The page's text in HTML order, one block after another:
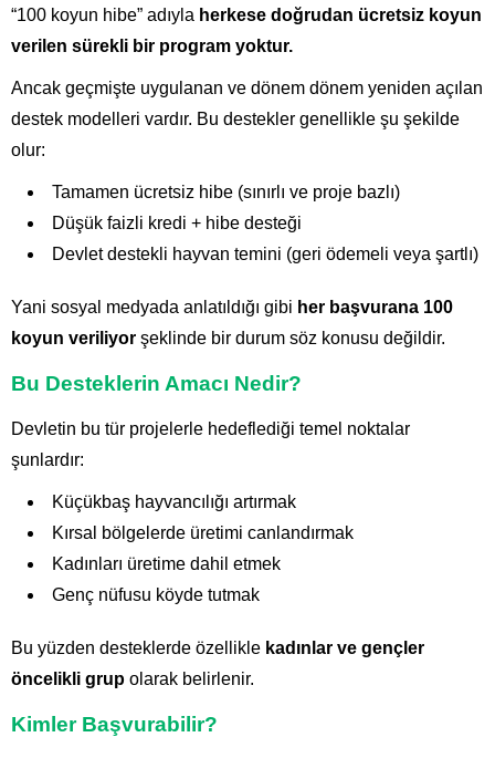
“100 koyun hibe” adıyla herkese doğrudan ücretsiz koyun
verilen sürekli bir program yoktur.
Ancak geçmişte uygulanan ve dönem dönem yeniden açılan
destek modelleri vardır. Bu destekler genellikle şu şekilde
olur:
Tamamen ücretsiz hibe (sınırlı ve proje bazlı)
Düşük faizli kredi + hibe desteği
Devlet destekli hayvan temini (geri ödemeli veya şartlı)
Yani sosyal medyada anlatıldığı gibi her başvurana 100
koyun veriliyor şeklinde bir durum söz konusu değildir.
Bu Desteklerin Amacı Nedir?
Devletin bu tür projelerle hedeflediği temel noktalar
şunlardır:
Küçükbaş hayvancılığı artırmak
Kırsal bölgelerde üretimi canlandırmak
Kadınları üretime dahil etmek
Genç nüfusu köyde tutmak
Bu yüzden desteklerde özellikle kadınlar ve gençler
öncelikli grup olarak belirlenir.
Kimler Başvurabilir?